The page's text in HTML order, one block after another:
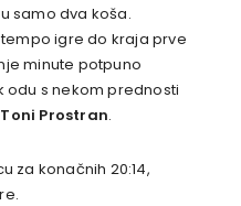
samo dva koša.
igre do kraja prve
minute potpuno
odu s nekom prednosti
Toni Prostran.
za konačnih 20:14,